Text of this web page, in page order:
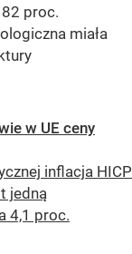
82 proc.
miała
w UE ceny
inflacja HICP
jedną
4,1 proc.